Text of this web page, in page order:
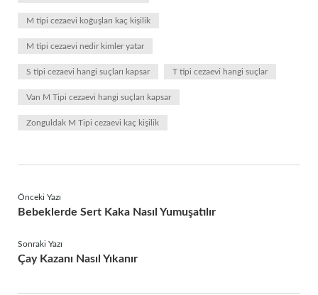
M tipi cezaevi koğuşları kaç kişilik
M tipi cezaevi nedir kimler yatar
S tipi cezaevi hangi suçları kapsar T tipi cezaevi hangi suçlar
Van M Tipi cezaevi hangi suçları kapsar
Zonguldak M Tipi cezaevi kaç kişilik
Önceki Yazı
Bebeklerde Sert Kaka Nasıl Yumuşatılır
Sonraki Yazı
Çay Kazanı Nasıl Yıkanır